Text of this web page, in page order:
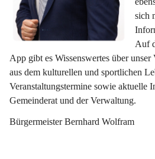
sich
Auf
App gibt es Wissenswertes über unser
aus dem kulturellen und sportlichen
Veranstaltungstermine sowie aktuelle
Gemeinderat und der Verwaltung.
Bürgermeister Bernhard Wolfram